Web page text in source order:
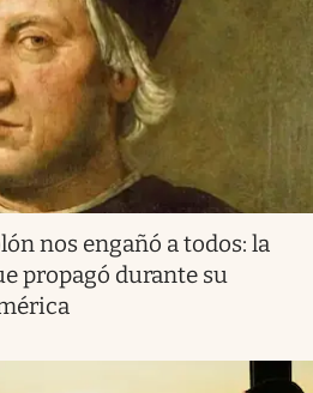
nos engañó a todos: la
propagó durante su